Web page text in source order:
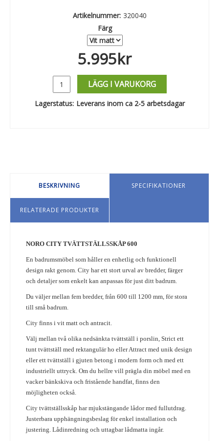
Artikelnummer: 320040
Färg
5.995kr
LÄGG I VARUKORG
Lagerstatus: Leverans inom ca 2-5 arbetsdagar
BESKRIVNING SPECIFIKATIONER
RELATERADE PRODUKTER
NORO CITY TVÄTTSTÄLLSSKÅP 600
En badrumsmöbel som håller en enhetlig och funktionell
design rakt genom. City har ett stort urval av bredder, färger
och detaljer som enkelt kan anpassas för just ditt badrum.
Du väljer mellan fem bredder, från 600 till 1200 mm, för stora
till små badrum.
City finns i vit matt och antracit.
Välj mellan två olika nedsänkta tvättställ i porslin, Strict ett
tunt tvättställ med rektangulär ho eller Attract med unik design
eller ett tvättställ i gjuten betong i modern form och med ett
industriellt uttryck. Om du hellre vill prägla din möbel med en
vacker bänkskiva och fristående handfat, finns den
möjligheten också.
City tvättställsskåp har mjukstängande lådor med fullutdrag.
Justerbara upphängningsbeslag för enkel installation och
justering. Lådinredning och uttagbar lådmatta ingår.